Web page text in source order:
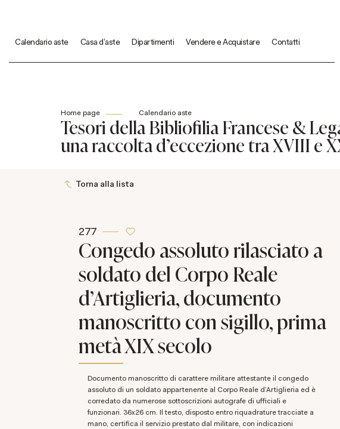
Calendario aste Casa d'aste Dipartimenti Vendere e Acquistare Contatti
Home page Calendario aste
Tesori della Bibliofilia Francese &
una raccolta d'eccezione tra XVIII e
Torna alla lista
277
Congedo assoluto rilasciato a
soldato del Corpo Reale
d’Artiglieria, documento
manoscritto con sigillo, prima
metà XIX secolo
Documento manoscritto di carattere militare attestante il congedo
assoluto di un soldato appartenente al Corpo Reale d’Artiglieria ed è
corredato da numerose sottoscrizioni autografe di ufficiali e
funzionari. 36x26 cm. Il testo, disposto entro riquadrature tracciate a
mano, certifica il servizio prestato dal militare, con indicazioni